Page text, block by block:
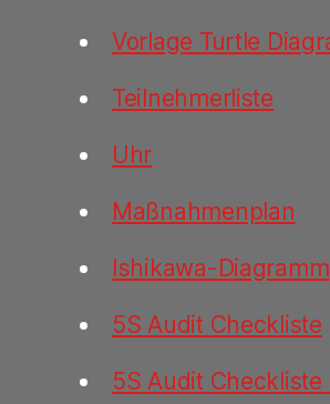
Vorlage Turtle
Teilnehmerliste
Uhr
Maßnahmenplan
Ishikawa-Diagramm
5S Audit Checkliste
5S Audit Checkliste